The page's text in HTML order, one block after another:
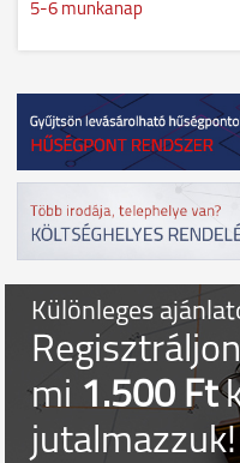
5-6 munkanap
Különleges
mi1.500 Ft